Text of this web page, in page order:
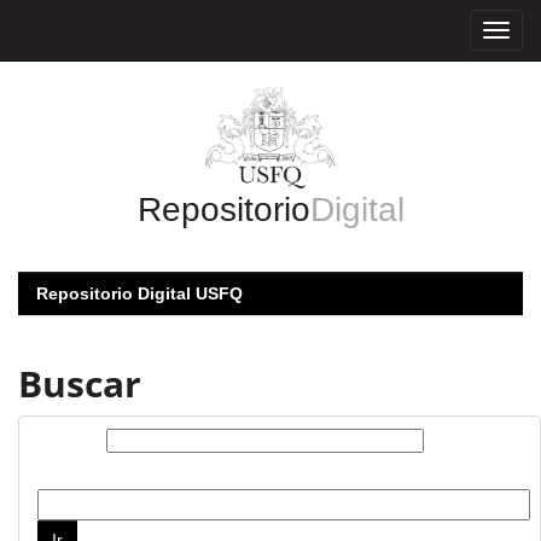
RepositorioDigital
Repositorio Digital USFQ
Buscar